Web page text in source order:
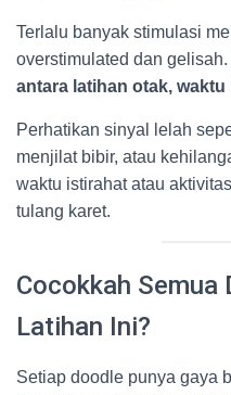
Terlalu banyak stimulasi
overstimulated dan
antara latihan otak,
Perhatikan sinyal lelah
menjilat bibir, atau
waktu istirahat atau
tulang karet.
Cocokkah Semua
Latihan Ini?
Setiap doodle punya gaya